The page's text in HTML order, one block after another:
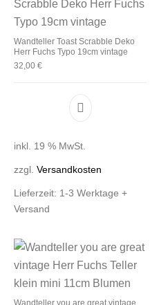
Wandteller Toast Scrabble Deko
Herr Fuchs Typo 19cm vintage
32,00€
inkl. 19 % MwSt.
zzgl.Versandkosten
Lieferzeit: 1-3 Werktage +
Versand
Wandteller you are great vintage